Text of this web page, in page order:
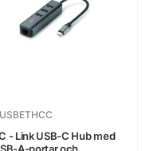
- Link USB-C Hub med